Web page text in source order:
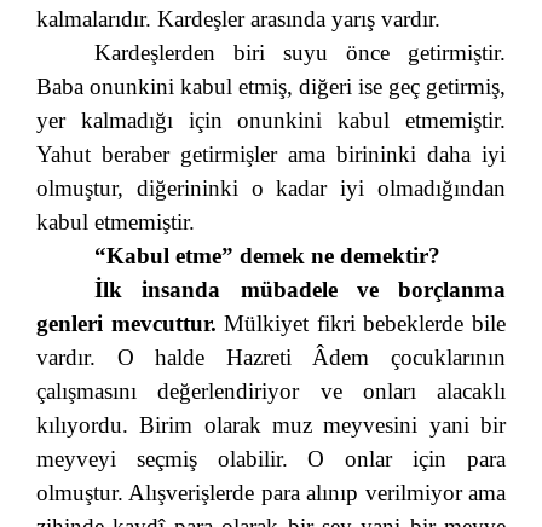
kalmalarıdır. Kardeşler arasında yarış vardır.
Kardeşlerden biri suyu önce getirmiştir.
Baba onunkini kabul etmiş, diğeri ise geç getirmiş,
yer kalmadığı için onunkini kabul etmemiştir.
Yahut beraber getirmişler ama birininki daha iyi
olmuştur, diğerininki o kadar iyi olmadığından
kabul etmemiştir.
“Kabul etme” demek ne demektir?
İlk insanda mübadele ve borçlanma
genleri mevcuttur. Mülkiyet fikri bebeklerde bile
vardır. O halde Hazreti Âdem çocuklarının
çalışmasını değerlendiriyor ve onları alacaklı
kılıyordu. Birim olarak muz meyvesini yani bir
meyveyi seçmiş olabilir. O onlar için para
olmuştur. Alışverişlerde para alınıp verilmiyor ama